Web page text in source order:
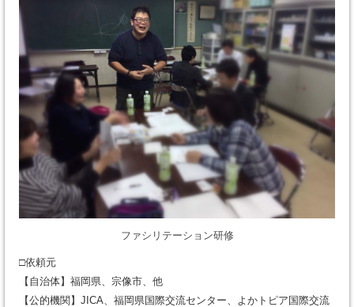
ファシリテーション研修
□依頼元
【自治体】福岡県、宗像市、他
【公的機関】JICA、福岡県国際交流センター、よかトピア国際交流